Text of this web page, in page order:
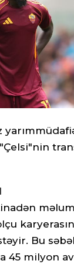
Bu
45 milyon